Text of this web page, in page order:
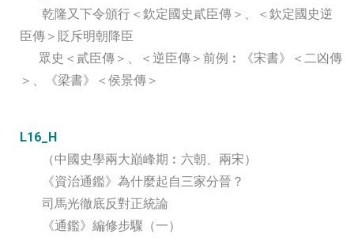
乾隆又下令頒行＜欽定國史貳臣傳＞、＜欽定國史逆
臣傳＞貶斥明朝降臣
眾史＜貳臣傳＞、＜逆臣傳＞前例︰《宋書》＜二凶傳
＞、《梁書》＜侯景傳＞
L16_H
（中國史學兩大巔峰期︰六朝、兩宋）
《資治通鑑》為什麼起自三家分晉？
司馬光徹底反對正統論
《通鑑》編修步驟（一）